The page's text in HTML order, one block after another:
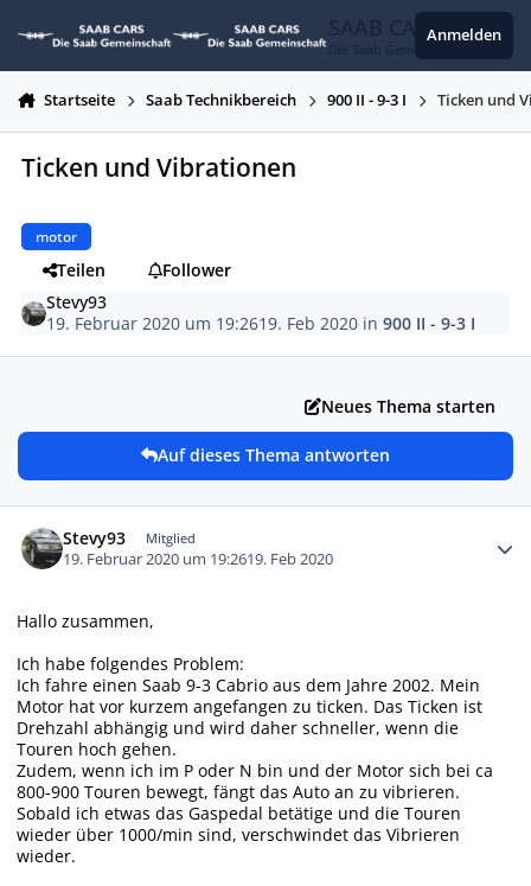
SAAB CARS
Die Saab Gemeinschaft
Anmelden
Startseite Saab Technikbereich 900 II - 9-3 I Ticken und
Ticken und Vibrationen
motor
Teilen
Follower
Stevy93
19. Februar 2020 um 19:2619. Feb 2020 in900 II - 9-3 I
Neues Thema starten
Auf dieses Thema antworten
Stevy93 Mitglied
19. Februar 2020 um 19:2619. Feb 2020
Hallo zusammen,
Ich habe folgendes Problem:
Ich fahre einen Saab 9-3 Cabrio aus dem Jahre 2002. Mein
Motor hat vor kurzem angefangen zu ticken. Das Ticken ist
Drehzahl abhängig und wird daher schneller, wenn die
Touren hoch gehen.
Zudem, wenn ich im P oder N bin und der Motor sich bei ca
800-900 Touren bewegt, fängt das Auto an zu vibrieren.
Sobald ich etwas das Gaspedal betätige und die Touren
wieder über 1000/min sind, verschwindet das Vibrieren
wieder.